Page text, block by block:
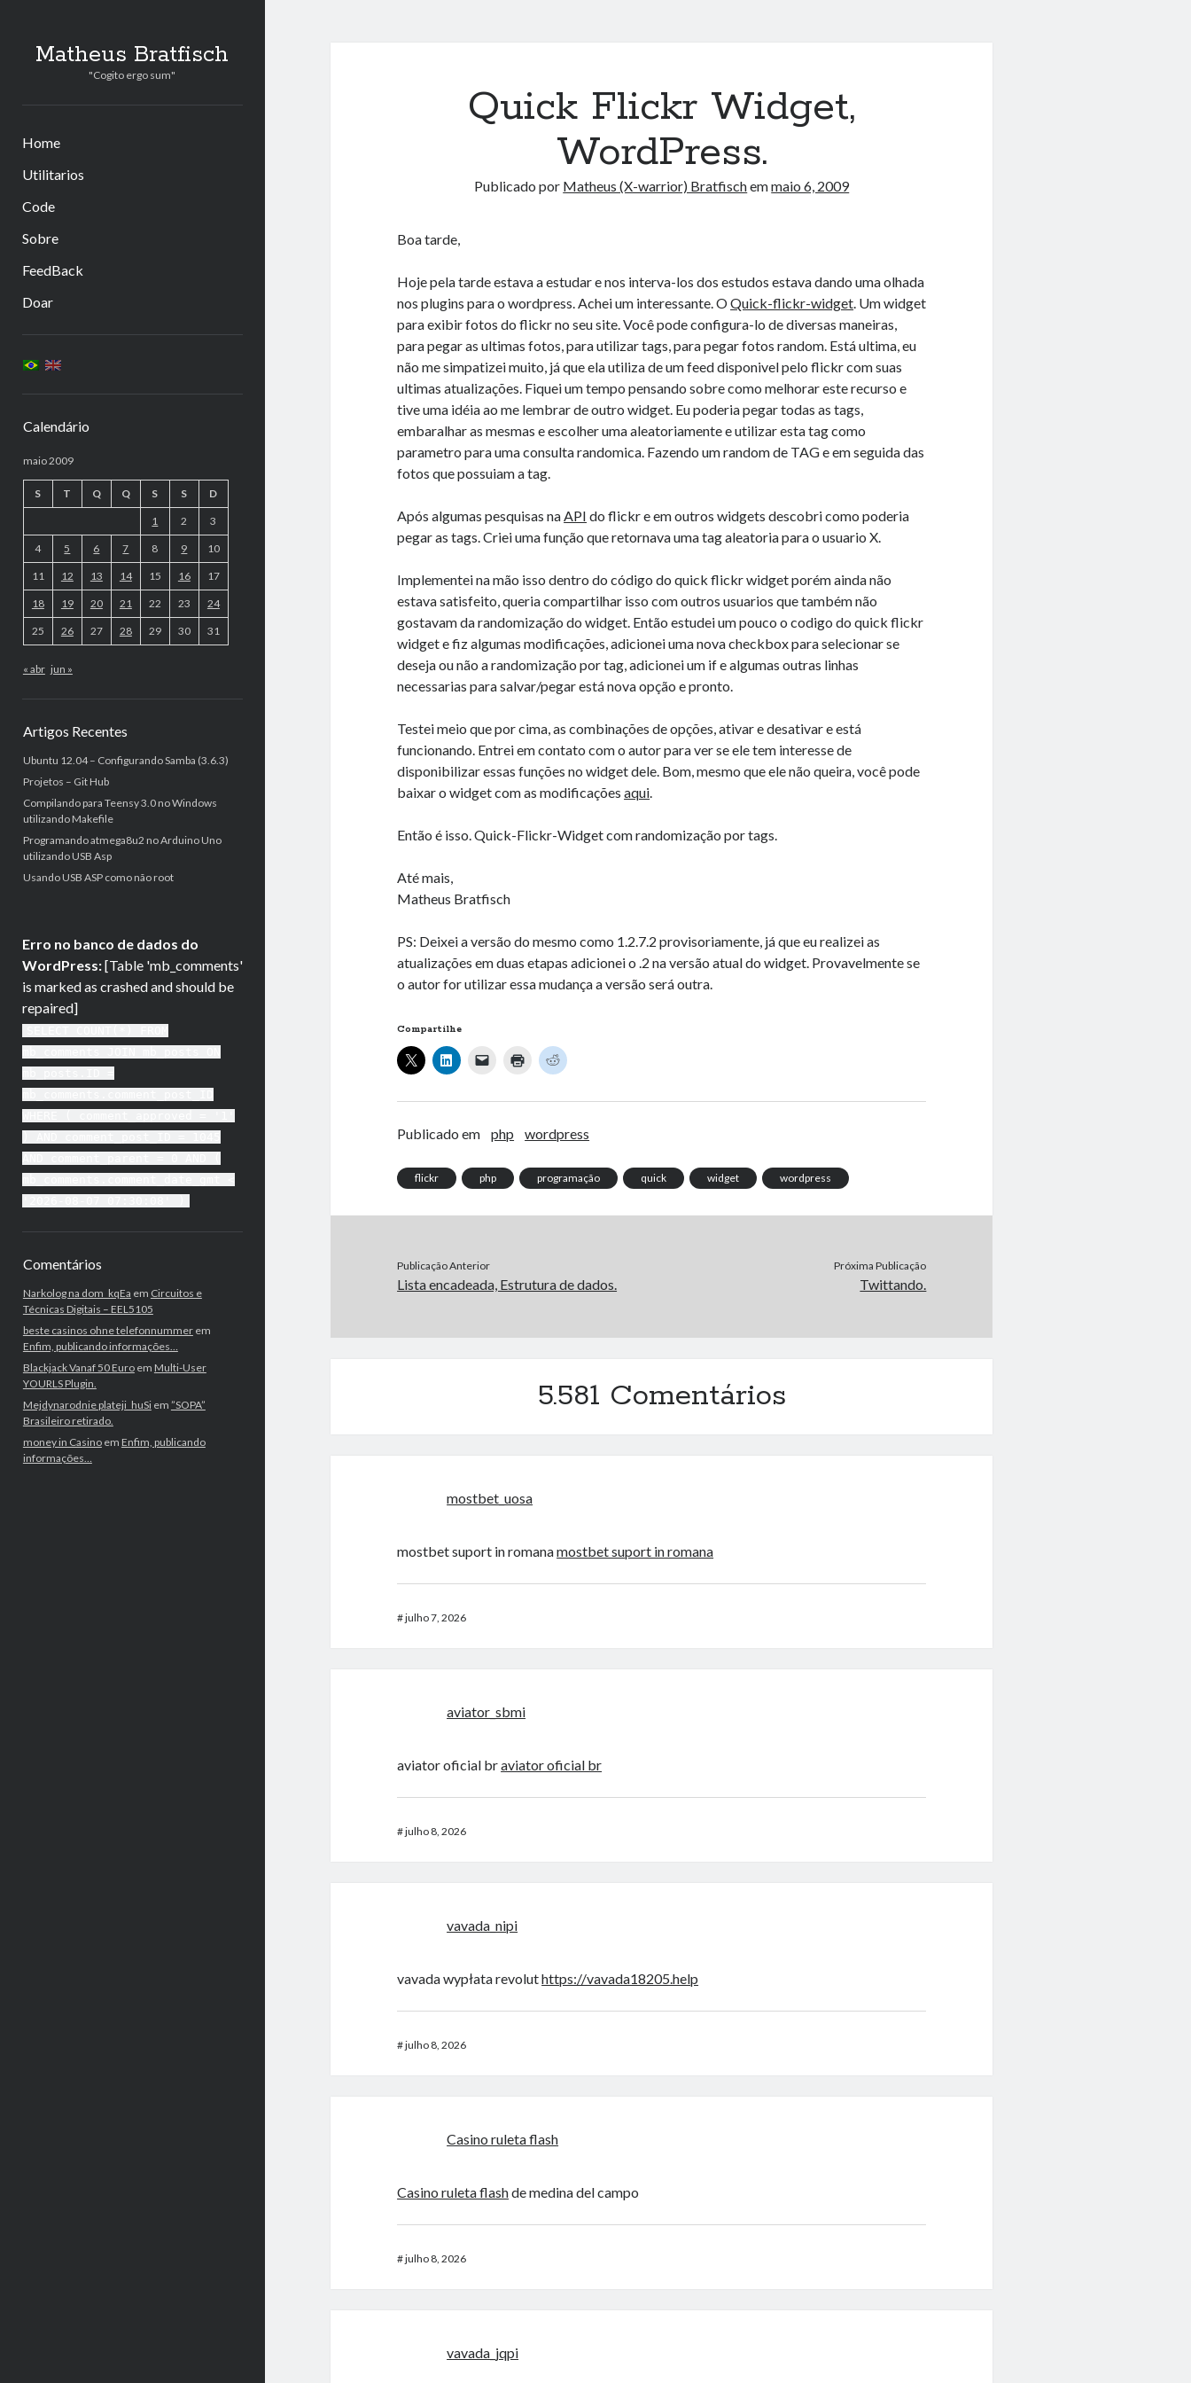
Matheus Bratfisch
"Cogito ergo sum"
Home
Utilitarios
Code
Sobre
FeedBack
Doar
Lateral
Calendário
maio 2009
S T Q Q S S D
1 2 3
4 5 6 7 8 9 10
11 12 13 14 15 16 17
18 19 20 21 22 23 24
25 26 27 28 29 30 31
« abr jun »
Artigos Recentes
Ubuntu 12.04 – Configurando Samba (3.6.3)
Projetos – Git Hub
Compilando para Teensy 3.0 no Windows
utilizando Makefile
Programando atmega8u2 no Arduino Uno
utilizando USB Asp
Usando USB ASP como não root
Erro no banco de dados do
WordPress:[Table 'mb_comments'
is marked as crashed and should be
repaired]
Comentários
Narkolog na dom_kqEa em Circuitos e
Técnicas Digitais – EEL5105
beste casinos ohne telefonnummerem
Enfim, publicando informações…
Blackjack Vanaf 50 Euroem Multi-User
YOURLS Plugin.
Mejdynarodnie plateji_huSiem ”SOPA”
Brasileiro retirado.
money in Casinoem Enfim, publicando
informações…
Quick Flickr Widget,
WordPress.
Publicado por Matheus (X-warrior) Bratfischemmaio 6, 2009
Boa tarde,
Hoje pela tarde estava a estudar e nos interva-los dos estudos estava dando uma olhada
nos plugins para o wordpress. Achei um interessante. OQuick-flickr-widget. Um widget
para exibir fotos do flickr no seu site. Você pode configura-lo de diversas maneiras,
para pegar as ultimas fotos, para utilizar tags, para pegar fotos random. Está ultima, eu
não me simpatizei muito, já que ela utiliza de um feed disponivel pelo flickr com suas
ultimas atualizações. Fiquei um tempo pensando sobre como melhorar este recurso e
tive uma idéia ao me lembrar de outro widget. Eu poderia pegar todas as tags,
embaralhar as mesmas e escolher uma aleatoriamente e utilizar esta tag como
parametro para uma consulta randomica. Fazendo um random de TAG e em seguida das
fotos que possuiam a tag.
Após algumas pesquisas naAPI do flickr e em outros widgets descobri como poderia
pegar as tags. Criei uma função que retornava uma tag aleatoria para o usuario X.
Implementei na mão isso dentro do código do quick flickr widget porém ainda não
estava satisfeito, queria compartilhar isso com outros usuarios que também não
gostavam da randomização do widget. Então estudei um pouco o codigo do quick flickr
widget e fiz algumas modificações, adicionei uma nova checkbox para selecionar se
deseja ou não a randomização por tag, adicionei um if e algumas outras linhas
necessarias para salvar/pegar está nova opção e pronto.
Testei meio que por cima, as combinações de opções, ativar e desativar e está
funcionando. Entrei em contato com o autor para ver se ele tem interesse de
disponibilizar essas funções no widget dele. Bom, mesmo que ele não queira, você pode
baixar o widget com as modificaçõesaqui.
Então é isso. Quick-Flickr-Widget com randomização por tags.
Até mais,
Matheus Bratfisch
PS: Deixei a versão do mesmo como 1.2.7.2 provisoriamente, já que eu realizei as
atualizações em duas etapas adicionei o .2 na versão atual do widget. Provavelmente se
o autor for utilizar essa mudança a versão será outra.
Compartilhe
Publicado em php wordpress
flickr php programação quick widget wordpress
Publicação Anterior
Lista encadeada, Estrutura de dados.
Próxima Publicação
Twittando.
5.581 Comentários
mostbet_uosa
mostbet suport in romanamostbet suport in romana
#julho 7, 2026
aviator_sbmi
aviator oficial braviator oficial br
#julho 8, 2026
vavada_nipi
vavada wypłata revoluthttps://vavada18205.help
#julho 8, 2026
Casino ruleta flash
Casino ruleta flashde medina del campo
#julho 8, 2026
vavada_jqpi